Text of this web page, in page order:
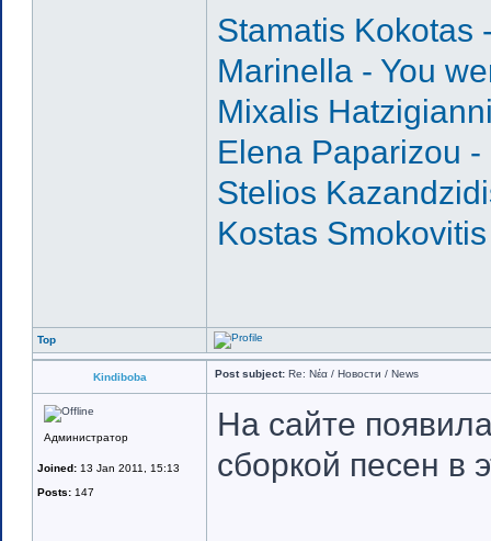
Stamatis Kokotas
Marinella - You
Mixalis
Elena Paparizou
Stelios
Kostas
Top
Kindiboba Post subject: Re: Νέα / Новости / News
Администратор
Joined: 13 Jan 2011, 15:13
Posts: 147
На сайте
сборкой песен в